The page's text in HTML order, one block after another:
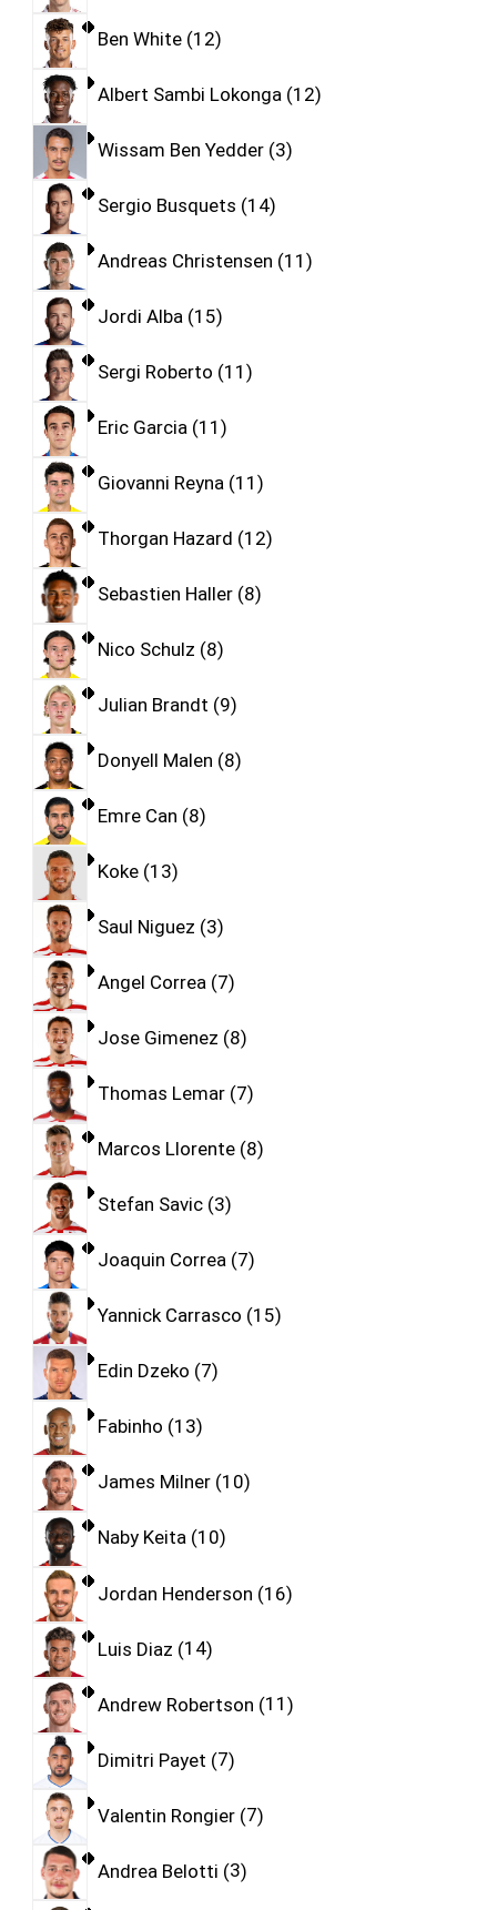
Ben White 12
Albert Sambi Lokonga 12
Wissam Ben Yedder 3
Sergio Busquets 14
Andreas Christensen 11
Jordi Alba 15
Sergi Roberto 11
Eric Garcia 11
Giovanni Reyna 11
Thorgan Hazard 12
Sebastien Haller 8
Nico Schulz 8
Julian Brandt 9
Donyell Malen 8
Emre Can 8
Koke 13
Saul Niguez 3
Angel Correa 7
Jose Gimenez 8
Thomas Lemar 7
Marcos Llorente 8
Stefan Savic 3
Joaquin Correa 7
Yannick Carrasco 15
Edin Dzeko 7
Fabinho 13
James Milner 10
Naby Keita 10
Jordan Henderson 16
Luis Diaz 14
Andrew Robertson 11
Dimitri Payet 7
Valentin Rongier 7
Andrea Belotti 3